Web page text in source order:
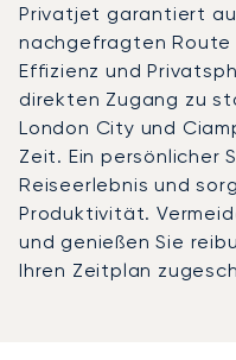
Privatjet garantiert
nachgefragten Route
Effizienz und
direkten Zugang zu
London City und
Zeit. Ein persönlicher
Reiseerlebnis und
Produktivität.
und genießen Sie
Ihren Zeitplan